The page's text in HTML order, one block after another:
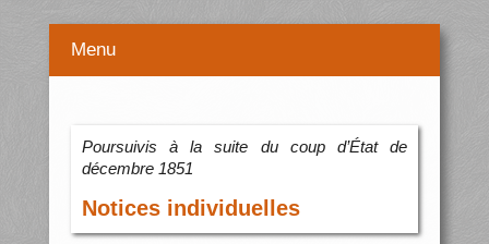
Menu
Poursuivis à la suite du coup d’État de
décembre 1851
Notices individuelles